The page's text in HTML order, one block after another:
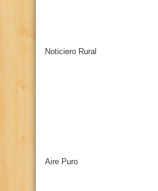
Noticiero Rural
Aire Puro